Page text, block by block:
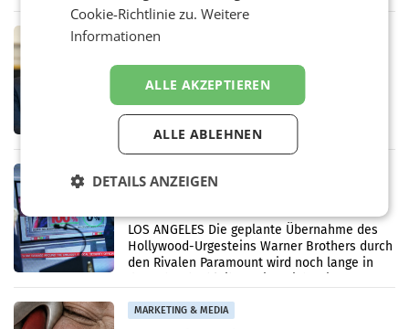
startet mit der Dokumentation „20 Jahre
MARKETING & MEDIA
Stocker mit höchster Medienpräsenz
Das APA-Comm-Politik-Ranking untersucht
monatlich die Berichterstattung von zwölf
österreichischen Tageszeitungen und
analysiert, welche Politikerinnen und
im März 2027
LOS ANGELES Die geplante Übernahme des
Hollywood-Urgesteins Warner Brothers durch
den Rivalen Paramount wird noch lange in
MARKETING & MEDIA
Cookie-Richtlinie zu.Weitere
Informationen
ALLE AKZEPTIEREN
ALLE ABLEHNEN
DETAILS ANZEIGEN